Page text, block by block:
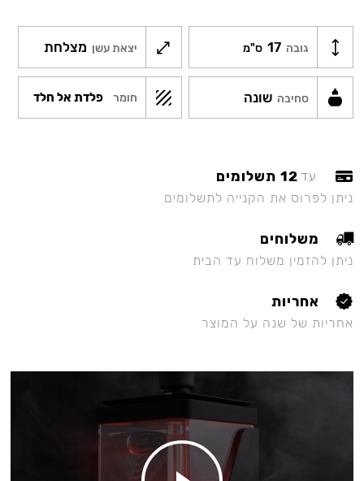
גובה 17 ס"מ יצאת עשן מצלחת
סחיבה שונה חומר פלדת אל חלד
עד 12 תשלומים
ניתן לפרוס את הקנייה לתשלומים
משלוחים
ניתן להזמין משלוח עד הבית
אחריות
אחריות של שנה על המוצר